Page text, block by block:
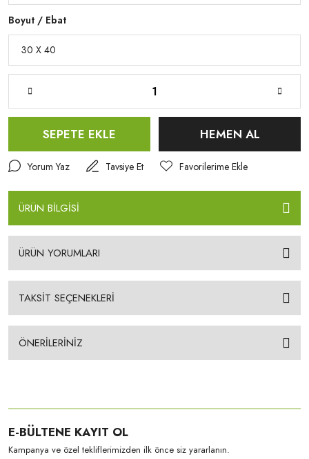
Boyut / Ebat
SEPETE EKLE HEMEN AL
Yorum Yaz Tavsiye Et
ÜRÜN BİLGİSİ
ÜRÜN YORUMLARI
TAKSİT SEÇENEKLERİ
ÖNERİLERİNİZ
E-BÜLTENE KAYIT OL
Kampanya ve özel tekliflerimizden ilk önce siz yararlanın.